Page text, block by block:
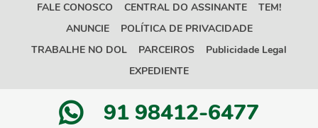
FALE CONOSCO CENTRAL DO ASSINANTE
TEM!
ANUNCIE
POLÍTICA DE PRIVACIDADE
TRABALHE NO DOL
PARCEIROS
Publicidade Legal
EXPEDIENTE
91 98412-6477